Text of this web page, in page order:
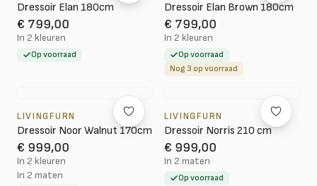
Dressoir Elan 180cm
€ 799,00
In 2 kleuren
Op voorraad
Dressoir Elan Brown 180cm
€ 799,00
In 2 kleuren
Op voorraad
Nog 3 op voorraad
LIVINGFURN
Dressoir Noor Walnut 170cm
€ 999,00
In 2 kleuren
In 2 maten
LIVINGFURN
Dressoir Norris 210 cm
€ 999,00
In 2 maten
Op voorraad